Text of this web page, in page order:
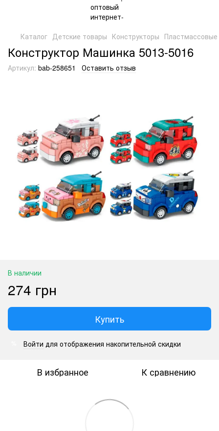
Каталог Детские товары Конструкторы
Конструктор Машинка 5013-5016
Артикул: bab-258651 Оставить отзыв
В наличии
274 грн
Купить
Войти для отображения накопительной скидки
В избранное К сравнению